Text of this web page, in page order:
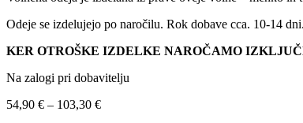
Odeje se izdelujejo po naročilu. Rok dobave cca. 10-14
KER OTROŠKE IZDELKE NAROČAMO
Na zalogi pri dobavitelju
54,90 € – 103,30 €Cenovni